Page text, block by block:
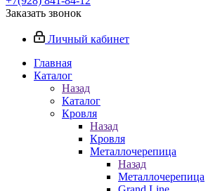
Заказать звонок
Личный кабинет
Главная
Каталог
Назад
Каталог
Кровля
Назад
Кровля
Металлочерепица
Назад
Металлочерепица